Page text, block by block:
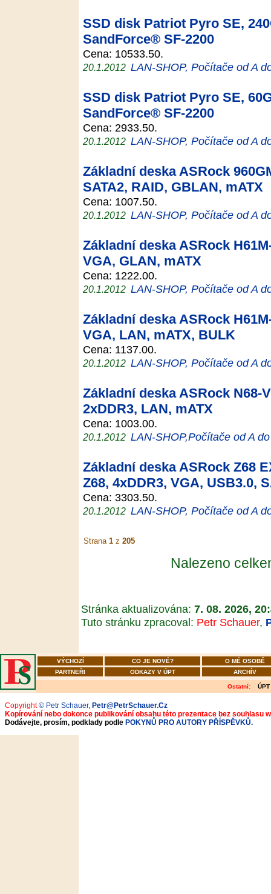
SSD disk Patriot Pyro SE,
SandForce® SF-2200
Cena: 10533.50.
20.1.2012 LAN-SHOP, Počítače od A
SSD disk Patriot Pyro SE,
SandForce® SF-2200
Cena: 2933.50.
20.1.2012 LAN-SHOP, Počítače od A
Základní deska ASRock
SATA2, RAID, GBLAN, mATX
Cena: 1007.50.
20.1.2012 LAN-SHOP, Počítače od A
Základní deska ASRock
VGA, GLAN, mATX
Cena: 1222.00.
20.1.2012 LAN-SHOP, Počítače od A
Základní deska ASRock
VGA, LAN, mATX, BULK
Cena: 1137.00.
20.1.2012 LAN-SHOP, Počítače od A
Základní deska ASRock N68-
2xDDR3, LAN, mATX
Cena: 1003.00.
20.1.2012 LAN-SHOP,Počítače od A
Základní deska ASRock Z68
Z68, 4xDDR3, VGA, USB3.0,
Cena: 3303.50.
20.1.2012 LAN-SHOP, Počítače od A
Strana 1 z 205
Nalezeno
Stránka aktualizována: 7. 08. 2026,
Tuto stránku zpracoval: Petr Schauer,
VÝCHOZÍ CO JE NOVÉ?
O MÉ OSOBĚ
PARTNEŘI
ODKAZY V ÚPT ARCHÍV
Ostatní: ÚPT
Copyright© Petr Schauer, Petr@PetrSchauer.Cz
Kopírování nebo dokonce publikování obsahu této prezentace bez souhlasu
Dodávejte, prosím, podklady podle POKYNŮ PRO AUTORY PŘÍSPĚVKŮ.